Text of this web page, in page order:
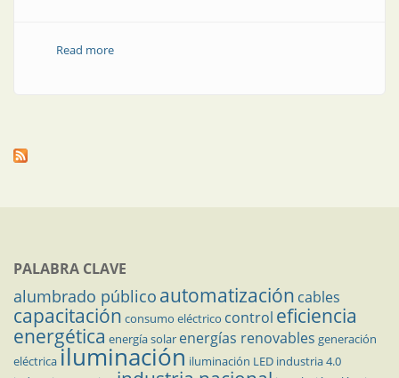
Read moreabout Motores eléctricos trifásicos | Selección del
PALABRA CLAVE
alumbrado público automatización cables
capacitación consumo eléctrico control eficiencia
energética energía solar energías renovables generación
eléctricailuminación iluminación LED industria 4.0